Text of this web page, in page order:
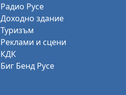
Радио Русе
Доходно здание
Туризъм
Реклами и сцени
КДК
Биг Бенд Русе